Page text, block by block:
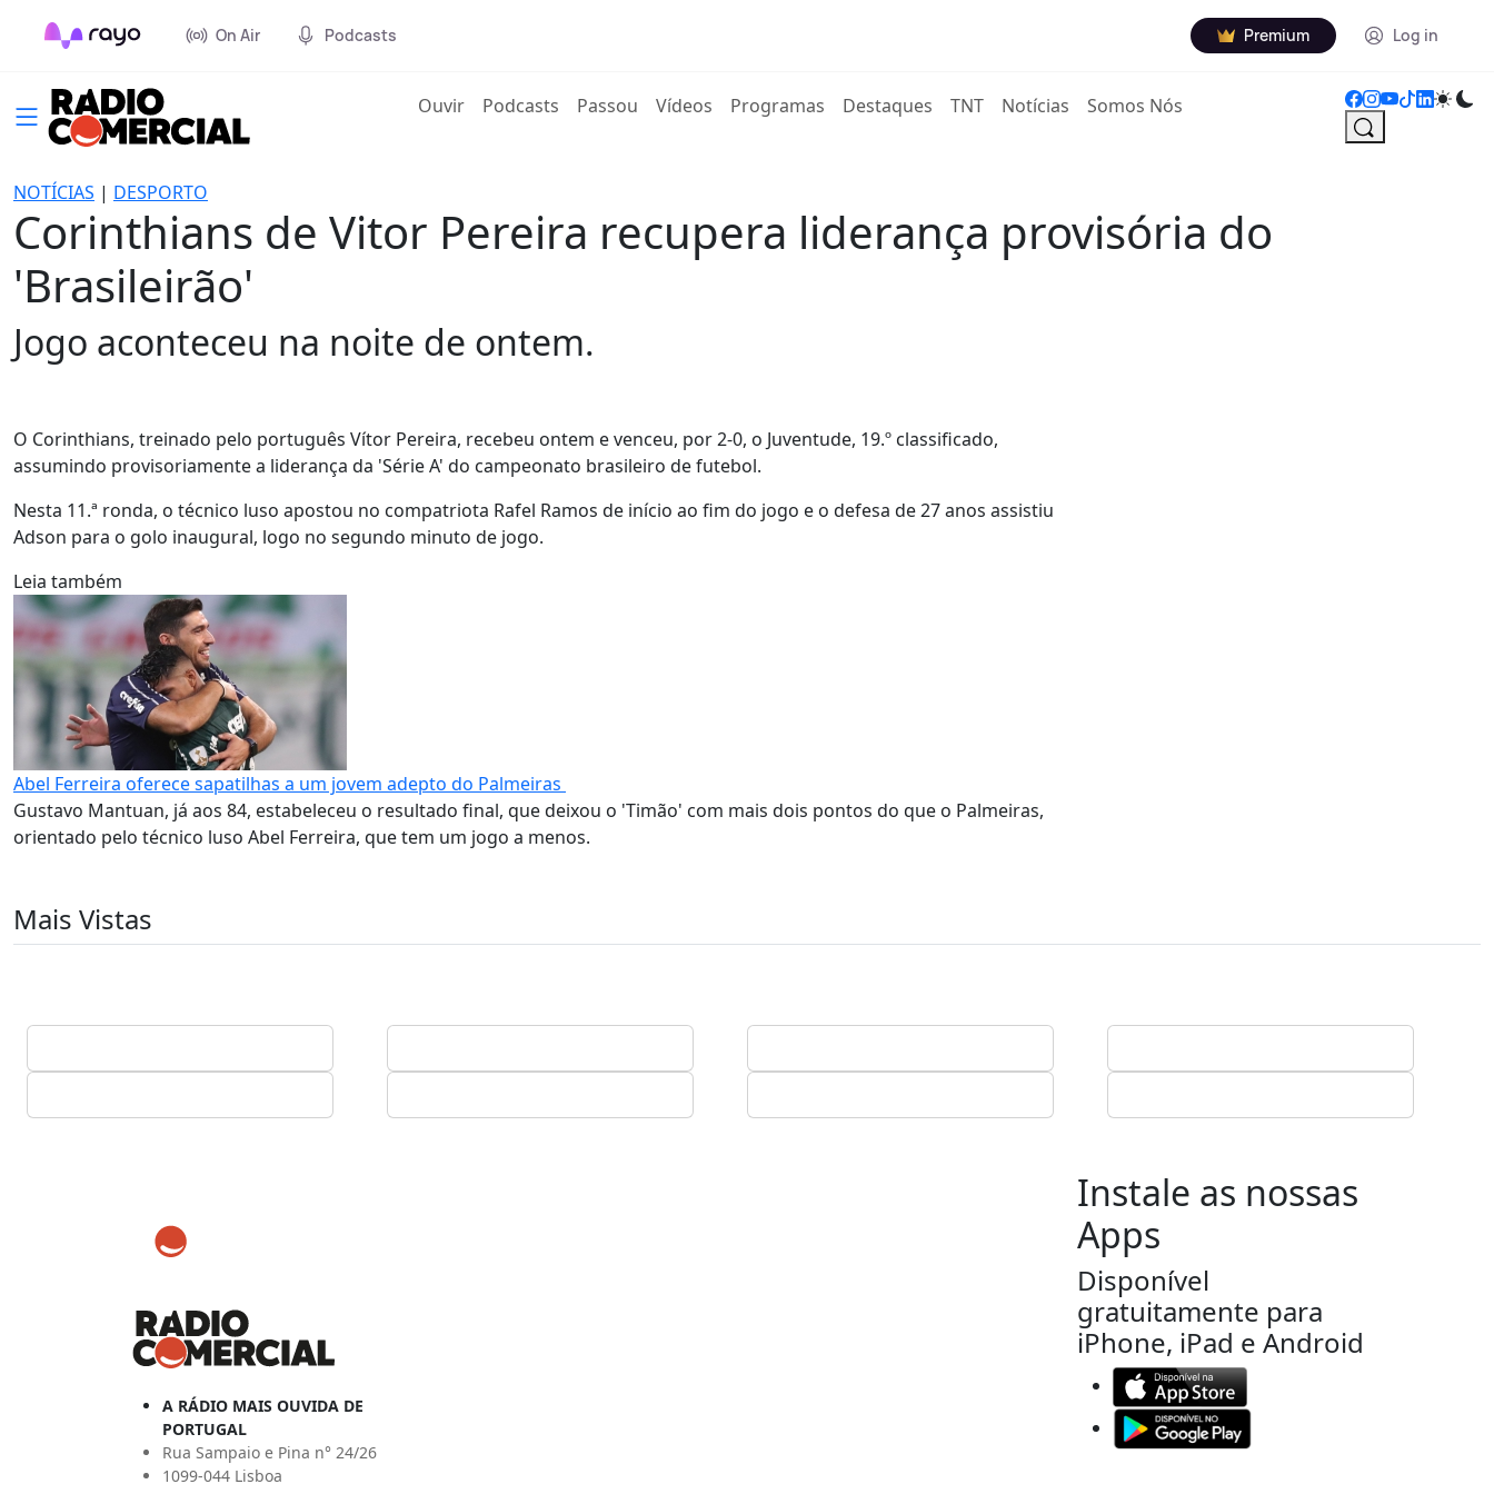
On Air Podcasts Premium Log in
Ouvir(current)
Podcasts Passou Vídeos Programas Destaques TNT Notícias Somos Nós
NOTÍCIAS | DESPORTO
Corinthians de Vitor Pereira recupera liderança provisória do
'Brasileirão'
Jogo aconteceu na noite de ontem.
O Corinthians, treinado pelo português Vítor Pereira, recebeu ontem e venceu, por 2-0, o Juventude, 19.º classificado,
assumindo provisoriamente a liderança da 'Série A' do campeonato brasileiro de futebol.
Nesta 11.ª ronda, o técnico luso apostou no compatriota Rafel Ramos de início ao fim do jogo e o defesa de 27 anos assistiu
Adson para o golo inaugural, logo no segundo minuto de jogo.
Leia também
Abel Ferreira oferece sapatilhas a um jovem adepto do Palmeiras
Gustavo Mantuan, já aos 84, estabeleceu o resultado final, que deixou o 'Timão' com mais dois pontos do que o Palmeiras,
orientado pelo técnico luso Abel Ferreira, que tem um jogo a menos.
Mais Vistas
A RÁDIO MAIS OUVIDA DE
PORTUGAL
Rua Sampaio e Pina n° 24/26
1099-044 Lisboa
Instale as nossas
Apps
Disponível
gratuitamente para
iPhone, iPad e Android